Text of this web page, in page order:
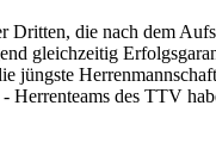
Dritten, die nach dem
gleichzeitig
jüngste
Herrenteams des TTV